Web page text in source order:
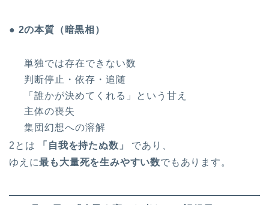
● 2の本質（暗黒相）
単独では存在できない数
判断停止・依存・追随
「誰かが決めてくれる」という甘え
主体の喪失
集団幻想への溶解
2とは
「自我を持たぬ数」
であり、
ゆえに最も大量死を生みやすい数でもあります。